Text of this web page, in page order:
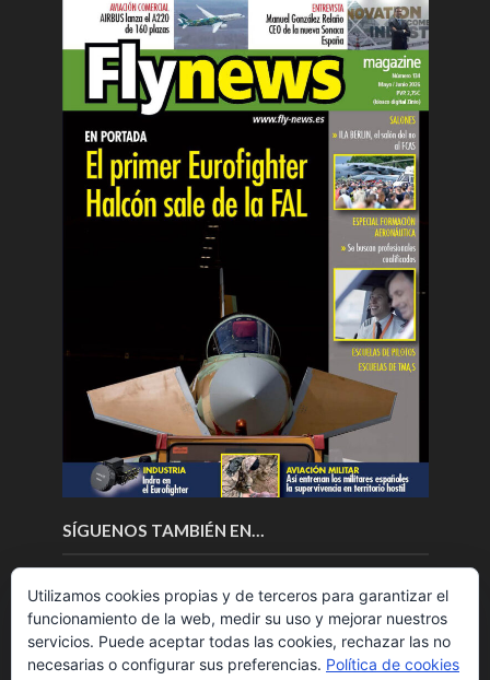
SÍGUENOS TAMBIÉN EN…
Utilizamos cookies propias y de terceros para garantizar el
funcionamiento de la web, medir su uso y mejorar nuestros
servicios. Puede aceptar todas las cookies, rechazar las no
necesarias o configurar sus preferencias. Política de cookies